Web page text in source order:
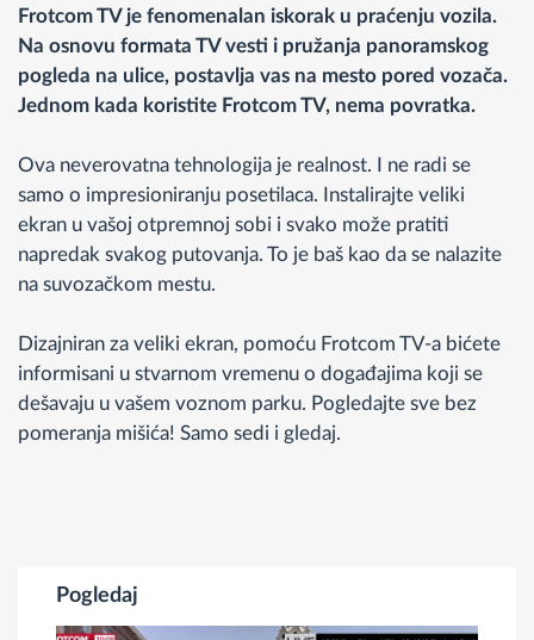
Frotcom TV je fenomenalan iskorak u praćenju vozila.
Na osnovu formata TV vesti i pružanja panoramskog
pogleda na ulice, postavlja vas na mesto pored vozača.
Jednom kada koristite Frotcom TV, nema povratka.
Ova neverovatna tehnologija je realnost. I ne radi se
samo o impresioniranju posetilaca. Instalirajte veliki
ekran u vašoj otpremnoj sobi i svako može pratiti
napredak svakog putovanja. To je baš kao da se nalazite
na suvozačkom mestu.
Dizajniran za veliki ekran, pomoću Frotcom TV-a bićete
informisani u stvarnom vremenu o događajima koji se
dešavaju u vašem voznom parku. Pogledajte sve bez
pomeranja mišića! Samo sedi i gledaj.
Pogledaj